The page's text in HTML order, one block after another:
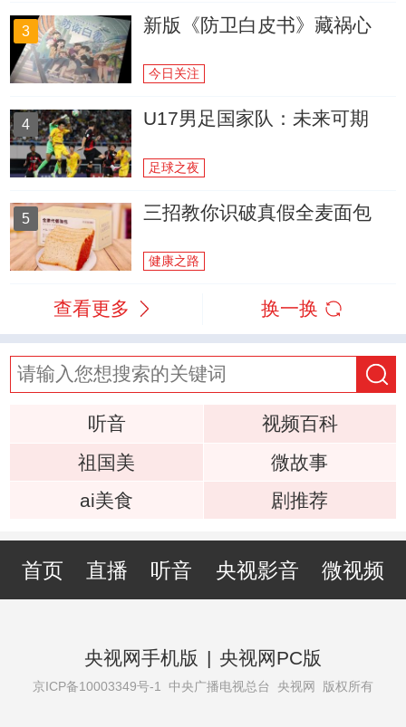
3 新版《防卫白皮书》藏祸心
今日关注
4 U17男足国家队：未来可期
足球之夜
5 三招教你识破真假全麦面包
健康之路
查看更多 换一换
听音
视频百科
祖国美
微故事
ai美食
剧推荐
首页 直播 听音 央视影音 微视频
央视网手机版 | 央视网PC版
京ICP备10003349号-1 中央广播电视总台 央视网 版权所有